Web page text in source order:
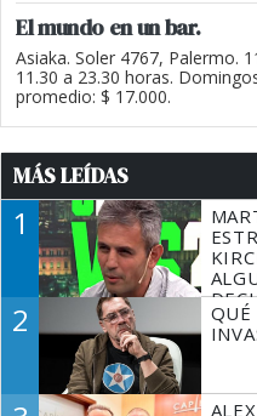
El mundo en un bar.
Asiaka. Soler 4767, Palermo.
11.30 a 23.30 horas.
promedio: $ 17.000.
MÁS LEÍDAS
1
2
QUÉ